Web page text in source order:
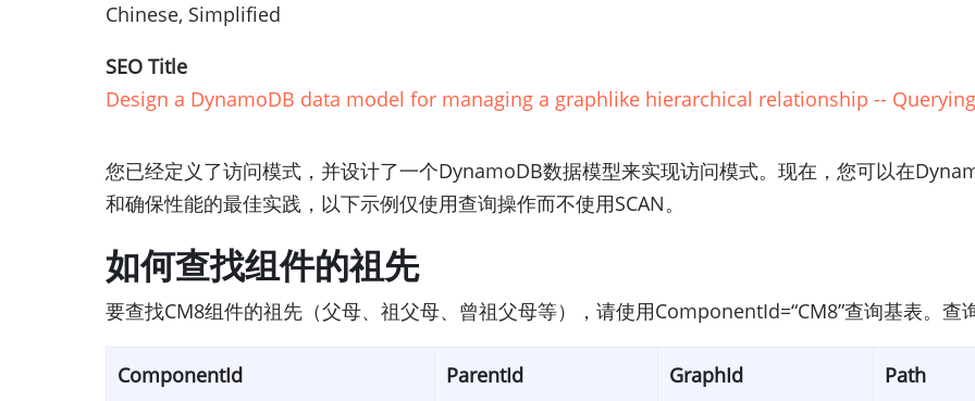
Chinese, Simplified
SEO Title
Design a DynamoDB data model for managing a graphlike hierarchical relationship --
您已经定义了访问模式，并设计了一个DynamoDB数据模型来实现访问模式。现在，您可以在
和确保性能的最佳实践，以下示例仅使用查询操作而不使用SCAN。
如何查找组件的祖先
要查找CM8组件的祖先（父母、祖父母、曾祖父母等），请使用ComponentId=“CM8”查询基表。查
ComponentId ParentId GraphId Path